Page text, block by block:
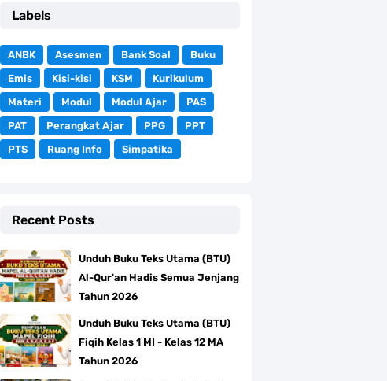
Labels
ANBK Asesmen Bank Soal
Buku
Emis
Kisi-kisi KSM
Kurikulum
Materi
Modul Modul Ajar
PAS
PAT
Perangkat Ajar PPG
PPT
PTS
Ruang Info Simpatika
Recent Posts
Unduh Buku Teks Utama (BTU)
Al-Qur'an Hadis Semua Jenjang
Tahun 2026
Unduh Buku Teks Utama (BTU)
Fiqih Kelas 1 MI - Kelas 12 MA
Tahun 2026